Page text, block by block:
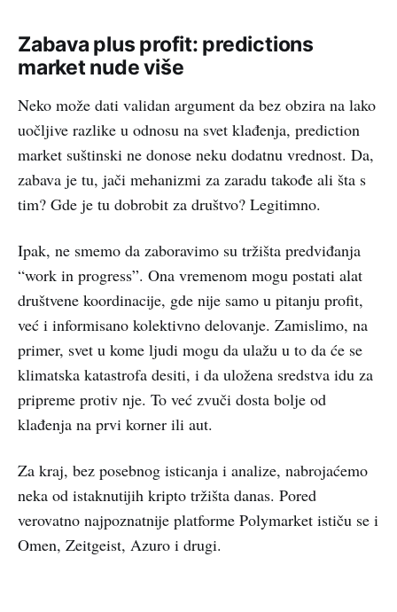
Zabava plus profit: predictions
market nude više
Neko može dati validan argument da bez obzira na lako
uočljive razlike u odnosu na svet klađenja, prediction
market suštinski ne donose neku dodatnu vrednost. Da,
zabava je tu, jači mehanizmi za zaradu takođe ali šta s
tim? Gde je tu dobrobit za društvo? Legitimno.
Ipak, ne smemo da zaboravimo su tržišta predviđanja
“work in progress”. Ona vremenom mogu postati alat
društvene koordinacije, gde nije samo u pitanju profit,
već i informisano kolektivno delovanje. Zamislimo, na
primer, svet u kome ljudi mogu da ulažu u to da će se
klimatska katastrofa desiti, i da uložena sredstva idu za
pripreme protiv nje. To već zvuči dosta bolje od
klađenja na prvi korner ili aut.
Za kraj, bez posebnog isticanja i analize, nabrojaćemo
neka od istaknutijih kripto tržišta danas. Pored
verovatno najpoznatnije platforme Polymarket ističu se i
Omen, Zeitgeist, Azuro i drugi.